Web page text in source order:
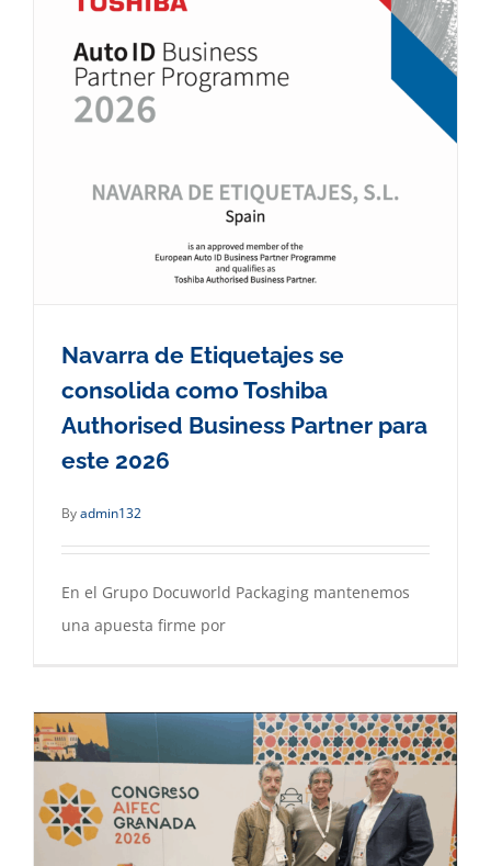
Navarra de Etiquetajes se
consolida como Toshiba
Authorised Business Partner para
este 2026
Byadmin132
En el Grupo Docuworld Packaging mantenemos
una apuesta firme por